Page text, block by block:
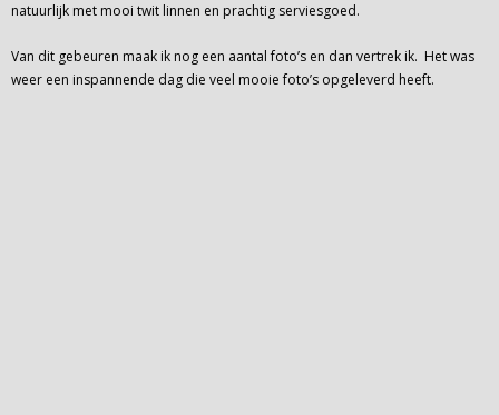
natuurlijk met mooi twit linnen en prachtig serviesgoed.
Van dit gebeuren maak ik nog een aantal foto’s en dan vertrek ik. Het was
weer een inspannende dag die veel mooie foto’s opgeleverd heeft.